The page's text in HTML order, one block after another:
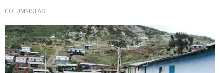
COLUMNISTAS